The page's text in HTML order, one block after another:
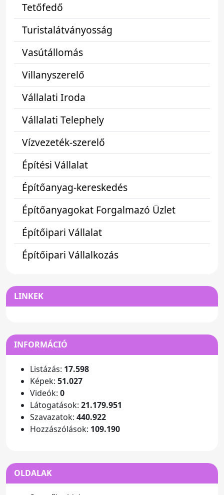
Tetőfedő
Turistalátványosság
Vasútállomás
Villanyszerelő
Vállalati Iroda
Vállalati Telephely
Vízvezeték-szerelő
Építési Vállalat
Építőanyag-kereskedés
Építőanyagokat Forgalmazó Üzlet
Építőipari Vállalat
Építőipari Vállalkozás
LINKEK
INFORMÁCIÓ
Listázás: 17.598
Képek: 51.027
Videók: 0
Látogatások: 21.179.951
Szavazatok: 440.922
Hozzászólások: 109.190
OLDALAK